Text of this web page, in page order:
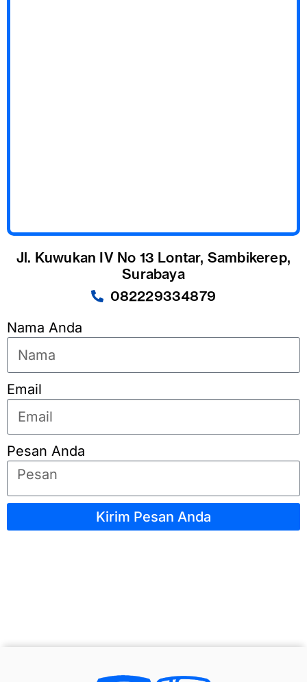
Jl. Kuwukan IV No 13 Lontar, Sambikerep,
Surabaya
082229334879
Nama Anda
Email
Pesan Anda
Kirim Pesan Anda